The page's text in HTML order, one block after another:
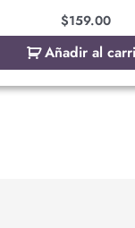
$159.00
Añadir al